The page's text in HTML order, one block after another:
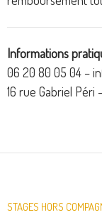
Informations
06 20 80 05 04 –
16 rue Gabriel Péri
STAGES HORS